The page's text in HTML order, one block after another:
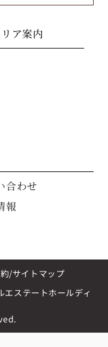
ア案内
合わせ
報
サイトマップ
ステートホールディ